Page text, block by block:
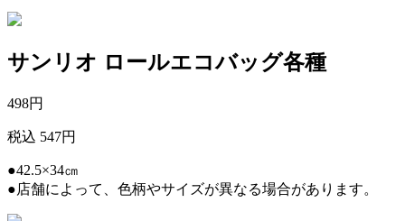
サンリオ ロールエコバッグ各種
498円
税込 547円
●42.5×34㎝
●店舗によって、色柄やサイズが異なる場合があります。